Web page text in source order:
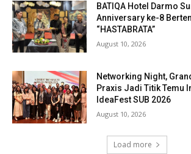
BATIQA Hotel Darmo
Anniversary ke-8
“HASTABRATA”
August 10, 2026
Networking Night,
Praxis Jadi Titik Temu
IdeaFest SUB 2026
August 10, 2026
Load more